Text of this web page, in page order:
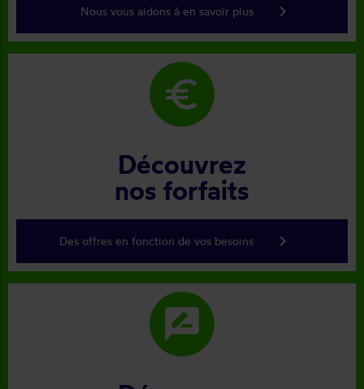
Nous vous aidons à en savoir plus keyboard_arrow_right
euro
Découvrez
nos forfaits
Des offres en fonction de vos besoins keyboard_arrow_right
rate_review